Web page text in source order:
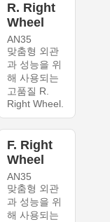
R. Right
Wheel
AN35
맞춤형 외관
과 성능을 위
해 사용되는
고품질 R.
Right Wheel.
F. Right
Wheel
AN35
맞춤형 외관
과 성능을 위
해 사용되는